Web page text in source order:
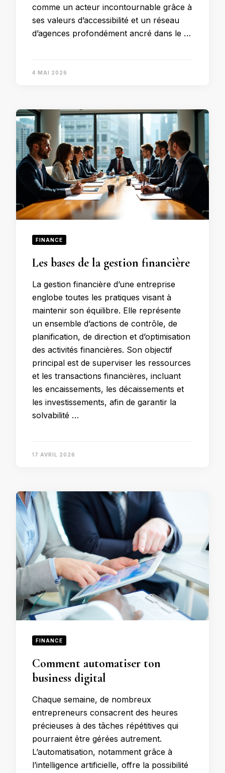
comme un acteur incontournable grâce à
ses valeurs d’accessibilité et un réseau
d’agences profondément ancré dans le …
4 MAI 2026
FINANCE
Les bases de la gestion financière
La gestion financière d’une entreprise
englobe toutes les pratiques visant à
maintenir son équilibre. Elle représente
un ensemble d’actions de contrôle, de
planification, de direction et d’optimisation
des activités financières. Son objectif
principal est de superviser les ressources
et les transactions financières, incluant
les encaissements, les décaissements et
les investissements, afin de garantir la
solvabilité …
17 AVRIL 2026
FINANCE
Comment automatiser ton
business digital
Chaque semaine, de nombreux
entrepreneurs consacrent des heures
précieuses à des tâches répétitives qui
pourraient être gérées autrement.
L’automatisation, notamment grâce à
l’intelligence artificielle, offre la possibilité